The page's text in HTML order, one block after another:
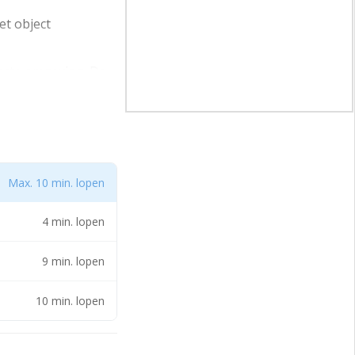
object
binnen de regio.
gesplitst.
Max. 10 min. lopen
4 min. lopen
9 min. lopen
10 min. lopen